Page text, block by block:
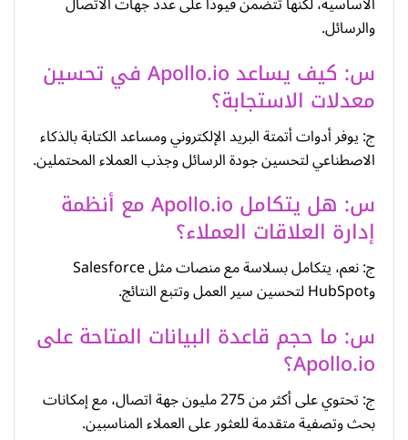
والرسائل.
س: كيف يساعد Apollo.io في تحسين
معدلات الاستجابة؟
ج: يوفر أدوات أتمتة البريد الإلكتروني ومساعد الكتابة بالذكاء
الاصطناعي لتحسين جودة الرسائل وجذب العملاء المحتملين.
س: هل يتكامل Apollo.io مع أنظمة
إدارة العلاقات العملاء؟
ج: نعم، يتكامل بسلاسة مع منصات مثل Salesforce
وHubSpot لتحسين سير العمل وتتبع النتائج.
س: ما حجم قاعدة البيانات المتاحة على
Apollo.io؟
ج: تحتوي على أكثر من 275 مليون جهة اتصال، مع إمكانات
بحث وتصفية متقدمة للعثور على العملاء المناسبين.